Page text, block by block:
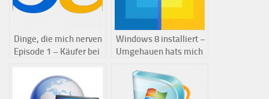
Dinge, die mich nerven
Episode 1 – Käufer bei
Windows 8 installiert –
Umgehauen hats mich